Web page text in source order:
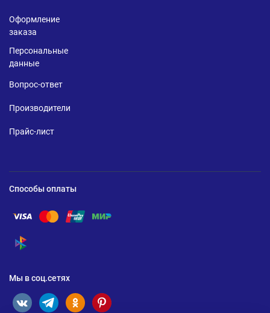
Оформление
заказа
Персональные
данные
Вопрос-ответ
Производители
Прайс-лист
Способы оплаты
Помощь по оплате Visa
Помощь по оплате Mastercard
Помощь по оплате UnionPay
Помощь по оплате Мир
Помощь по оплате СБП
Мы в соц.сетях